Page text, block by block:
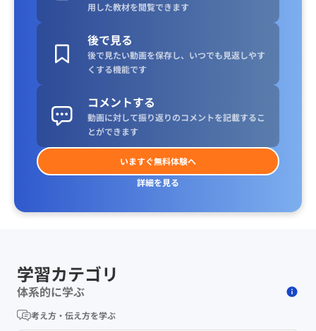
用した教材を閲覧できます
後で見る
後で見たい動画を保存し、いつでも見返しやす
くする機能です
コメントする
動画に対して振り返りのコメントを記載するこ
とができます
いますぐ無料体験へ
詳細を見る
学習カテゴリ
体系的に学ぶ
考え方・伝え方を学ぶ